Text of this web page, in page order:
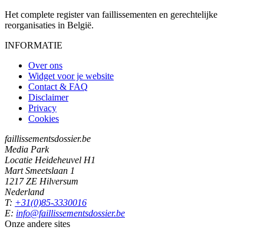
Het complete register van faillissementen en gerechtelijke
reorganisaties in België.
INFORMATIE
Over ons
Widget voor je website
Contact & FAQ
Disclaimer
Privacy
Cookies
faillissementsdossier.be
Media Park
Locatie Heideheuvel H1
Mart Smeetslaan 1
1217 ZE Hilversum
Nederland
T: +31(0)85-3330016
E: info@faillissementsdossier.be
Onze andere sites